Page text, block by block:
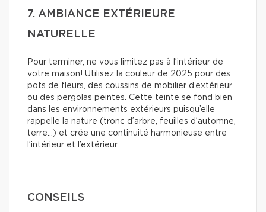
7. AMBIANCE EXTÉRIEURE
NATURELLE
Pour terminer, ne vous limitez pas à l’intérieur de
votre maison! Utilisez la couleur de 2025 pour des
pots de fleurs, des coussins de mobilier d’extérieur
ou des pergolas peintes. Cette teinte se fond bien
dans les environnements extérieurs puisqu’elle
rappelle la nature (tronc d’arbre, feuilles d’automne,
terre…) et crée une continuité harmonieuse entre
l’intérieur et l’extérieur.
CONSEILS